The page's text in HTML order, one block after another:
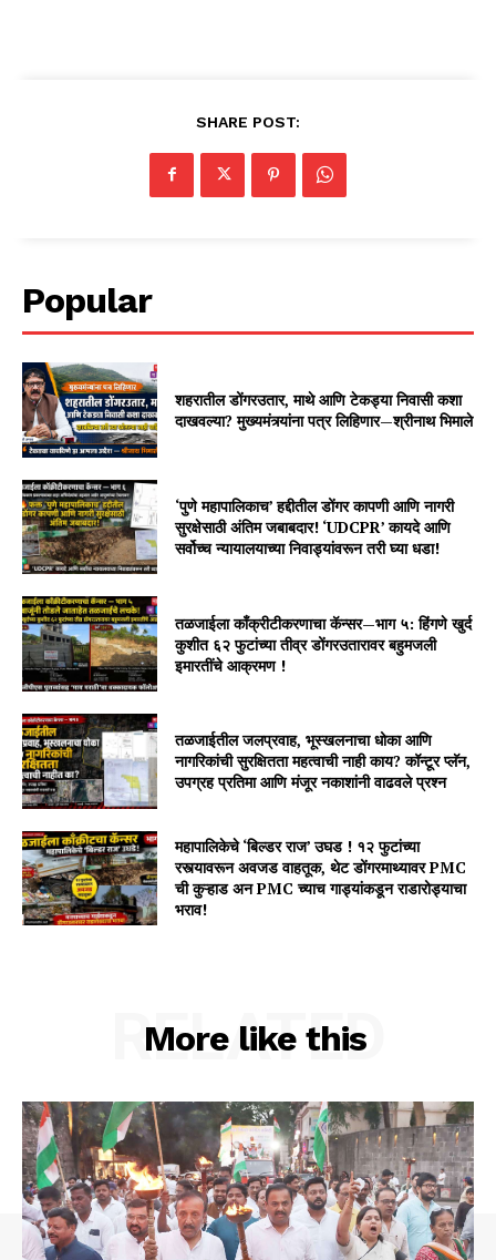
SHARE POST:
Popular
शहरातील डोंगरउतार, माथे आणि टेकड्या निवासी कशा
दाखवल्या? मुख्यमंत्र्यांना पत्र लिहिणार—श्रीनाथ भिमाले
‘पुणे महापालिकाच’ हद्दीतील डोंगर कापणी आणि नागरी
सुरक्षेसाठी अंतिम जबाबदार! ‘UDCPR’ कायदे आणि
सर्वोच्च न्यायालयाच्या निवाड्यांवरून तरी घ्या धडा!
तळजाईला काँक्रीटीकरणाचा कॅन्सर—भाग ५: हिंगणे खुर्द
कुशीत ६२ फुटांच्या तीव्र डोंगरउतारावर बहुमजली
इमारतींचे आक्रमण !
तळजाईतील जलप्रवाह, भूस्खलनाचा धोका आणि
नागरिकांची सुरक्षितता महत्वाची नाही काय? कॉन्टूर प्लॅन,
उपग्रह प्रतिमा आणि मंजूर नकाशांनी वाढवले प्रश्न
महापालिकेचे ‘बिल्डर राज’ उघड ! १२ फुटांच्या
रस्त्यावरून अवजड वाहतूक, थेट डोंगरमाथ्यावर PMC
ची कुऱ्हाड अन PMC च्याच गाड्यांकडून राडारोड्याचा
भराव!
More like this
RELATED